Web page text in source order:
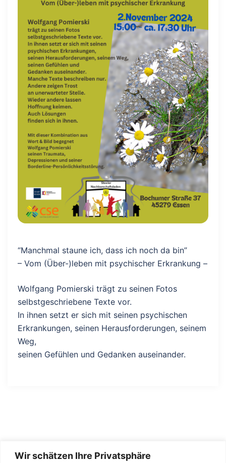
Wir schätzen Ihre Privatsphäre
“Manchmal staune ich, dass ich noch da bin”
– Vom (Über-)leben mit psychischer Erkrankung –
Wolfgang Pomierski trägt zu seinen Fotos
selbstgeschriebene Texte vor.
In ihnen setzt er sich mit seinen psychischen
Erkrankungen, seinen Herausforderungen, seinem
Weg,
seinen Gefühlen und Gedanken auseinander.